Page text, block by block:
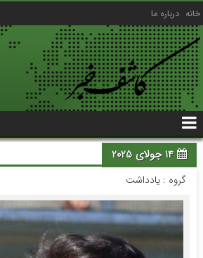
خانه درباره ما
14 جولای 2025
گروه :یادداشت